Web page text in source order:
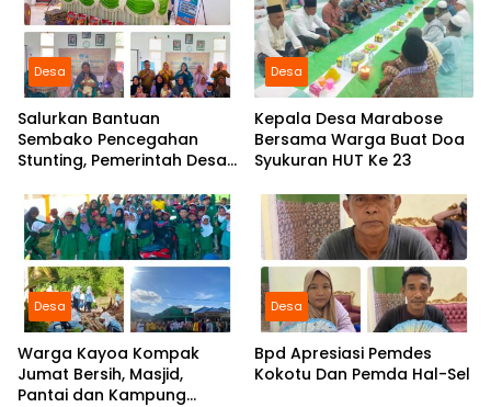
Desa
Salurkan Bantuan
Sembako Pencegahan
Stunting, Pemerintah Desa
Komitmen Tingkatkan Gizi
Anak
Desa
Kepala Desa Marabose
Bersama Warga Buat Doa
Syukuran HUT Ke 23
Desa
Warga Kayoa Kompak
Jumat Bersih, Masjid,
Pantai dan Kampung
Desa
Bpd Apresiasi Pemdes
Kokotu Dan Pemda Hal-Sel